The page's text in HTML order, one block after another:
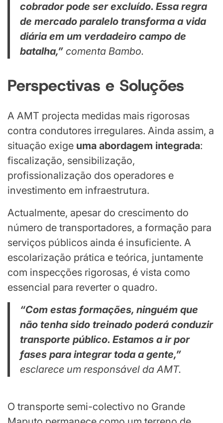
cobrador pode ser excluído. Essa regra
de mercado paralelo transforma a vida
diária em um verdadeiro campo de
batalha,” comenta Bambo.
Perspectivas e Soluções
A AMT projecta medidas mais rigorosas
contra condutores irregulares. Ainda assim, a
situação exige uma abordagem integrada:
fiscalização, sensibilização,
profissionalização dos operadores e
investimento em infraestrutura.
Actualmente, apesar do crescimento do
número de transportadores, a formação para
serviços públicos ainda é insuficiente. A
escolarização prática e teórica, juntamente
com inspecções rigorosas, é vista como
essencial para reverter o quadro.
“Com estas formações, ninguém que
não tenha sido treinado poderá conduzir
transporte público. Estamos a ir por
fases para integrar toda a gente,”
esclarece um responsável da AMT.
O transporte semi-colectivo no Grande